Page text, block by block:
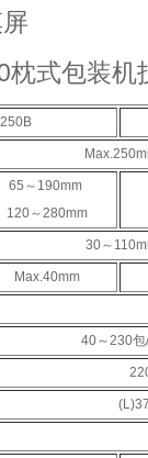
枕式包装
65～190mm
120～280mm
30～
Max.40mm
40～230包